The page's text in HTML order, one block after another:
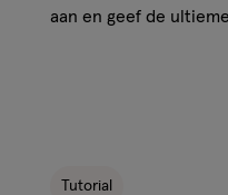
aan en geef de
Blijft tot wel 12
Tutorial